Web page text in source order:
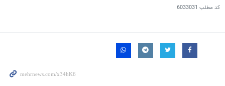
کد مطلب 6033031